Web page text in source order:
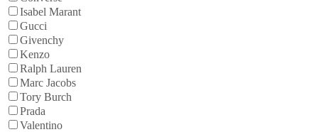
Isabel Marant
Gucci
Givenchy
Kenzo
Ralph Lauren
Marc Jacobs
Tory Burch
Prada
Valentino